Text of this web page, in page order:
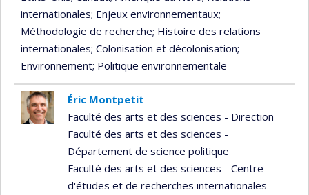
internationales; Enjeux environnementaux;
Méthodologie de recherche; Histoire des relations
internationales; Colonisation et décolonisation;
Environnement; Politique environnementale
Éric Montpetit
Faculté des arts et des sciences - Direction
Faculté des arts et des sciences -
Département de science politique
Faculté des arts et des sciences - Centre
d'études et de recherches internationales